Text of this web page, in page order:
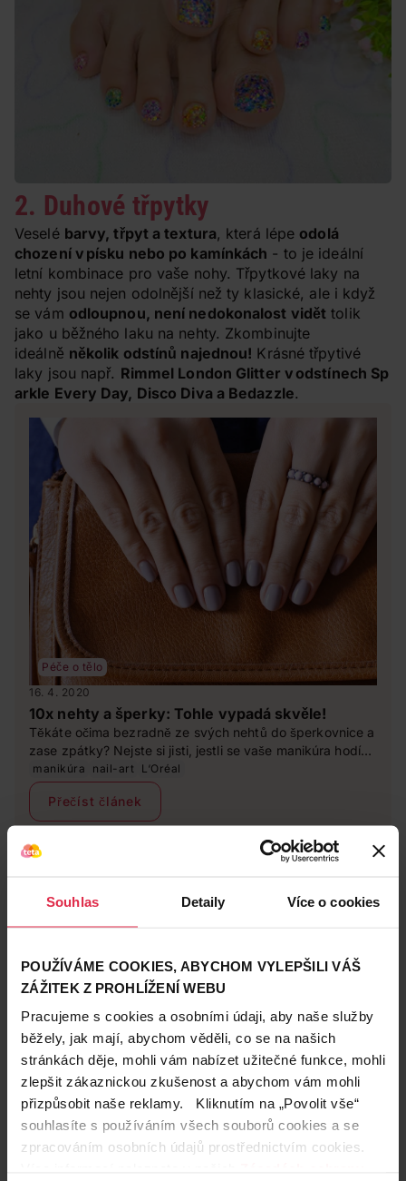
Souhlas Detaily Více o cookies
POUŽÍVÁME COOKIES, ABYCHOM VYLEPŠILI VÁŠ
ZÁŽITEK Z PROHLÍŽENÍ WEBU
Pracujeme s cookies a osobními údaji, aby naše služby
běžely, jak mají, abychom věděli, co se na našich
stránkách děje, mohli vám nabízet užitečné funkce, mohli
zlepšit zákaznickou zkušenost a abychom vám mohli
přizpůsobit naše reklamy. Kliknutím na „Povolit vše“
souhlasíte s používáním všech souborů cookies a se
zpracováním osobních údajů prostřednictvím cookies.
2. Duhové třpytky
Veselé barvy, třpyt a textura, která lépe odolá
chození v písku nebo po kamínkách - to je ideální
letní kombinace pro vaše nohy. Třpytkové laky na
nehty jsou nejen odolnější než ty klasické, ale i když
se vám odloupnou, není nedokonalost vidět tolik
jako u běžného laku na nehty. Zkombinujte
ideálně několik odstínů najednou! Krásné třpytivé
laky jsou např. Rimmel London Glitter v odstínech Sp
arkle Every Day, Disco Diva a Bedazzle.
Péče o tělo
16. 4. 2020
10x nehty a šperky: Tohle vypadá skvěle!
Těkáte očima bezradně ze svých nehtů do šperkovnice a
zase zpátky? Nejste si jisti, jestli se vaše manikúra hodí
ke zvoleným doplňkům a naopak? Projděte si našeho
malého průvodce a ručíme vám za to, že odteď budou
vaše ruce vypadat vždy jako z módního časopisu.
manikúra nail-art L‘Oréal
Přečíst článek
3. Pastelové odstíny a letní